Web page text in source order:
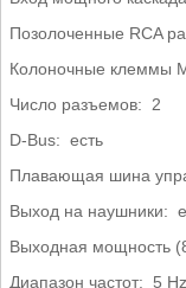
Позолоченные RCA
Колоночные клеммы
Число разъемов: 2
D-Bus: есть
Плавающая шина
Выход на наушники:
Выходная мощность
Диапазон частот: 5